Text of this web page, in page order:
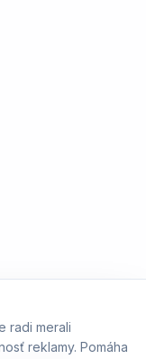
radi merali
reklamy. Pomáha